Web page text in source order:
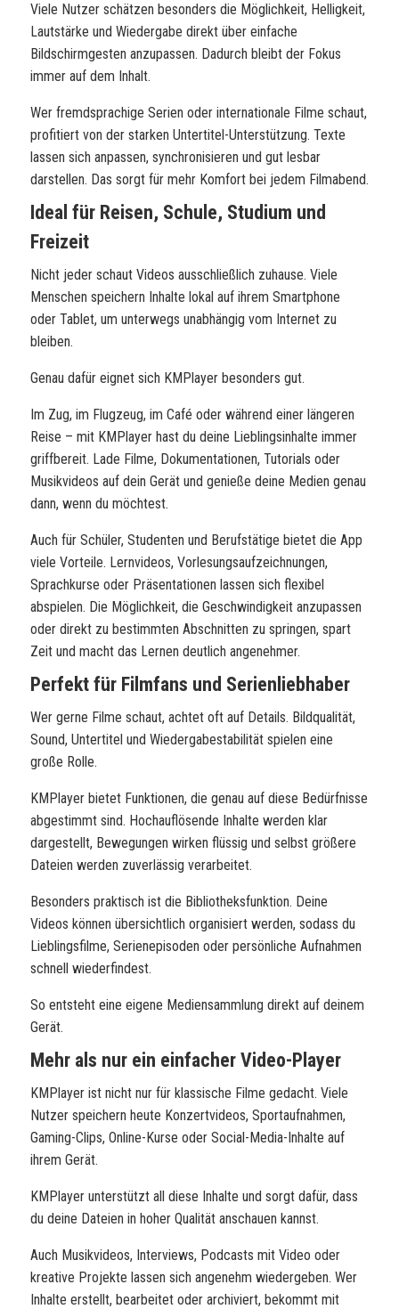
Viele Nutzer schätzen besonders die Möglichkeit, Helligkeit,
Lautstärke und Wiedergabe direkt über einfache
Bildschirmgesten anzupassen. Dadurch bleibt der Fokus
immer auf dem Inhalt.
Wer fremdsprachige Serien oder internationale Filme schaut,
profitiert von der starken Untertitel-Unterstützung. Texte
lassen sich anpassen, synchronisieren und gut lesbar
darstellen. Das sorgt für mehr Komfort bei jedem Filmabend.
Ideal für Reisen, Schule, Studium und
Freizeit
Nicht jeder schaut Videos ausschließlich zuhause. Viele
Menschen speichern Inhalte lokal auf ihrem Smartphone
oder Tablet, um unterwegs unabhängig vom Internet zu
bleiben.
Genau dafür eignet sich KMPlayer besonders gut.
Im Zug, im Flugzeug, im Café oder während einer längeren
Reise – mit KMPlayer hast du deine Lieblingsinhalte immer
griffbereit. Lade Filme, Dokumentationen, Tutorials oder
Musikvideos auf dein Gerät und genieße deine Medien genau
dann, wenn du möchtest.
Auch für Schüler, Studenten und Berufstätige bietet die App
viele Vorteile. Lernvideos, Vorlesungsaufzeichnungen,
Sprachkurse oder Präsentationen lassen sich flexibel
abspielen. Die Möglichkeit, die Geschwindigkeit anzupassen
oder direkt zu bestimmten Abschnitten zu springen, spart
Zeit und macht das Lernen deutlich angenehmer.
Perfekt für Filmfans und Serienliebhaber
Wer gerne Filme schaut, achtet oft auf Details. Bildqualität,
Sound, Untertitel und Wiedergabestabilität spielen eine
große Rolle.
KMPlayer bietet Funktionen, die genau auf diese Bedürfnisse
abgestimmt sind. Hochauflösende Inhalte werden klar
dargestellt, Bewegungen wirken flüssig und selbst größere
Dateien werden zuverlässig verarbeitet.
Besonders praktisch ist die Bibliotheksfunktion. Deine
Videos können übersichtlich organisiert werden, sodass du
Lieblingsfilme, Serienepisoden oder persönliche Aufnahmen
schnell wiederfindest.
So entsteht eine eigene Mediensammlung direkt auf deinem
Gerät.
Mehr als nur ein einfacher Video-Player
KMPlayer ist nicht nur für klassische Filme gedacht. Viele
Nutzer speichern heute Konzertvideos, Sportaufnahmen,
Gaming-Clips, Online-Kurse oder Social-Media-Inhalte auf
ihrem Gerät.
KMPlayer unterstützt all diese Inhalte und sorgt dafür, dass
du deine Dateien in hoher Qualität anschauen kannst.
Auch Musikvideos, Interviews, Podcasts mit Video oder
kreative Projekte lassen sich angenehm wiedergeben. Wer
Inhalte erstellt, bearbeitet oder archiviert, bekommt mit